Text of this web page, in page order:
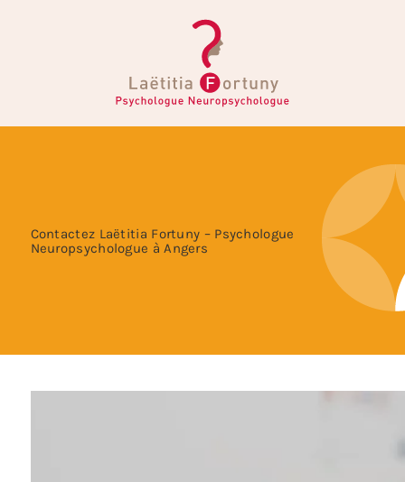
Contactez Laëtitia Fortuny – Psychologue
Neuropsychologue à Angers